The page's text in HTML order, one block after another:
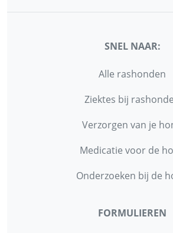
SNEL NAAR:
Alle rashonden
Ziektes bij
Verzorgen van je
Medicatie voor de
Onderzoeken bij de
FORMULIEREN